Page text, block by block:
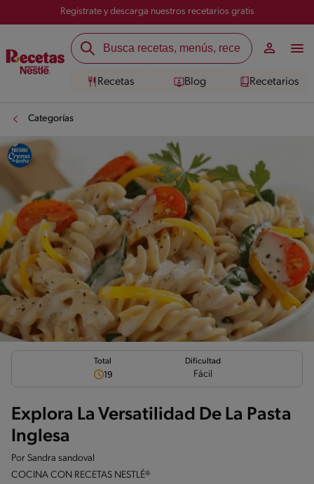
Registrate y descarga nuestros recetarios gratis
Recetas Blog Recetarios
Categorías
Total
19
Dificultad
Fácil
Explora La Versatilidad De La Pasta
Inglesa
Por Sandra sandoval
COCINA CON RECETAS NESTLÉ®